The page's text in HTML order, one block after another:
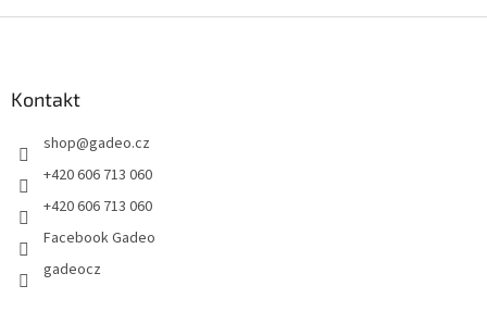
Kontakt
shop@gadeo.cz
+420 606 713 060
+420 606 713 060
Facebook Gadeo
gadeocz